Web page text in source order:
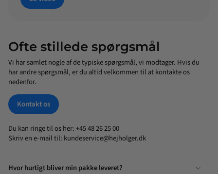
Ofte stillede spørgsmål
Vi har samlet nogle af de typiske spørgsmål, vi modtager. Hvis du
har andre spørgsmål, er du altid velkommen til at kontakte os
nedenfor.
Kontakt os
Du kan ringe til os her: +45 48 26 25 00
Skriv en e-mail til: kundeservice@hejholger.dk
Hvor hurtigt bliver min pakke leveret?